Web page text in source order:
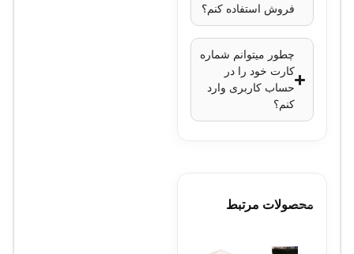
نویز
پورت‌ها:
1 پورت LAN
10/100/1000
Mbps
PoE (Power
Ethernet)
فروش استفاده کنم؟
چطور میتوانم شماره
کارت خود را در
حساب کاربری وارد
کنم؟
محصولات مرتبط